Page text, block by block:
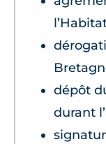
dépôt
durant